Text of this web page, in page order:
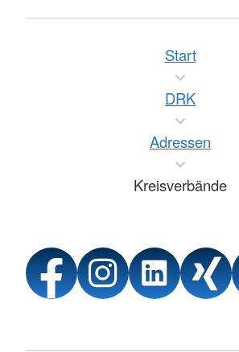
Start
DRK
Adressen
Kreisverbände